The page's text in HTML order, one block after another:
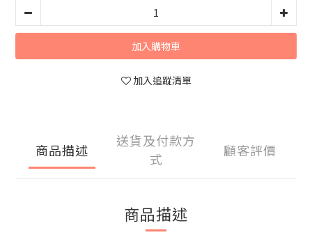
加入購物車
加入追蹤清單
商品描述
送貨及付款方
式
顧客評價
商品描述